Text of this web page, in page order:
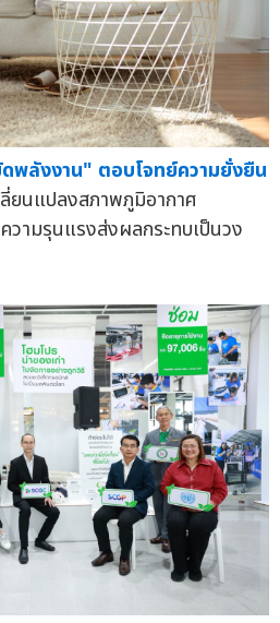
พลังงาน" ตอบโจทย์ความยั่งยืน
ยนแปลงสภาพภูมิอากาศ
ามรุนแรงส่งผลกระทบเป็นวง